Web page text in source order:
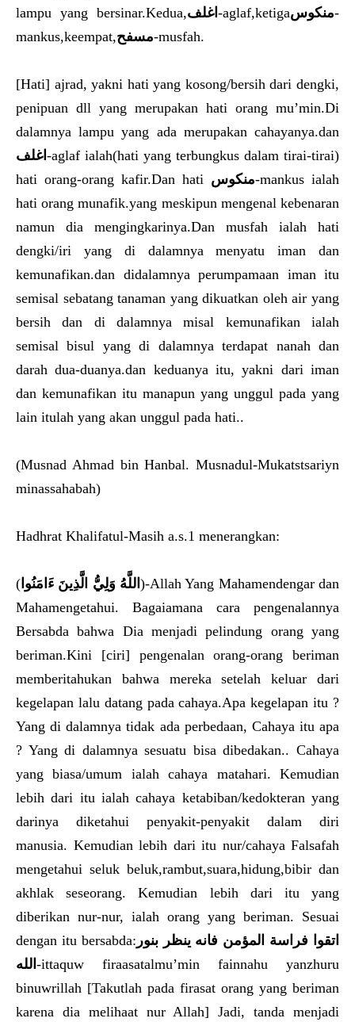
lampu yang bersinar.Kedua,اغلف -aglaf,ketigaمنكوس-
mankus,keempat,مسفح-musfah.
[Hati] ajrad, yakni hati yang kosong/bersih dari dengki,
penipuan dll yang merupakan hati orang mu’min.Di
dalamnya lampu yang ada merupakan cahayanya.dan
اغلف -aglaf ialah(hati yang terbungkus dalam tirai-tirai)
hati orang-orang kafir.Dan hati منكوس-mankus ialah
hati orang munafik.yang meskipun mengenal kebenaran
namun dia mengingkarinya.Dan musfah ialah hati
dengki/iri yang di dalamnya menyatu iman dan
kemunafikan.dan didalamnya perumpamaan iman itu
semisal sebatang tanaman yang dikuatkan oleh air yang
bersih dan di dalamnya misal kemunafikan ialah
semisal bisul yang di dalamnya terdapat nanah dan
darah dua-duanya.dan keduanya itu, yakni dari iman
dan kemunafikan itu manapun yang unggul pada yang
lain itulah yang akan unggul pada hati..
(Musnad Ahmad bin Hanbal. Musnadul-Mukatstsariyn
minassahabah)
Hadhrat Khalifatul-Masih a.s.1 menerangkan:
( اللَّهُ وَلِيُّ الَّذِينَ ءَامَنُوا )-Allah Yang Mahamendengar dan
Mahamengetahui. Bagaiamana cara pengenalannya
Bersabda bahwa Dia menjadi pelindung orang yang
beriman.Kini [ciri] pengenalan orang-orang beriman
memberitahukan bahwa mereka setelah keluar dari
kegelapan lalu datang pada cahaya.Apa kegelapan itu ?
Yang di dalamnya tidak ada perbedaan, Cahaya itu apa
? Yang di dalamnya sesuatu bisa dibedakan.. Cahaya
yang biasa/umum ialah cahaya matahari. Kemudian
lebih dari itu ialah cahaya ketabiban/kedokteran yang
darinya diketahui penyakit-penyakit dalam diri
manusia. Kemudian lebih dari itu nur/cahaya Falsafah
mengetahui seluk beluk,rambut,suara,hidung,bibir dan
akhlak seseorang. Kemudian lebih dari itu yang
diberikan nur-nur, ialah orang yang beriman. Sesuai
dengan itu bersabda: اتقوا فراسة المؤمن فانه ينظر بنور
الله -ittaquw firaasatalmu’min fainnahu yanzhuru
binuwrillah [Takutlah pada firasat orang yang beriman
karena dia melihaat nur Allah] Jadi, tanda menjadi